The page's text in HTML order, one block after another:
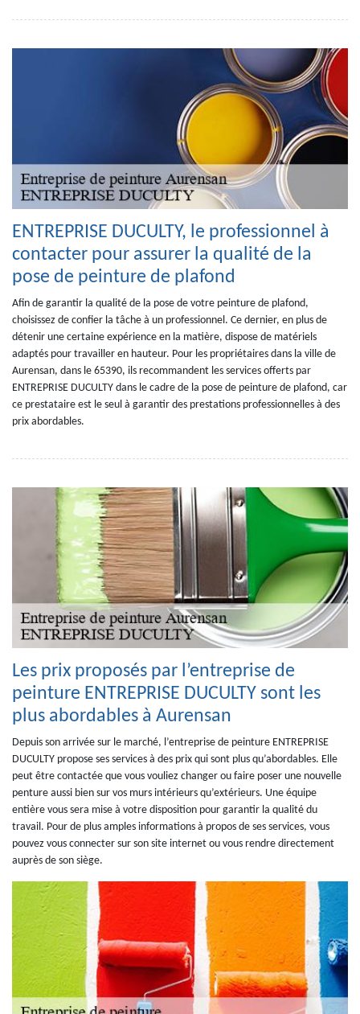
ENTREPRISE DUCULTY, le professionnel à
contacter pour assurer la qualité de la
pose de peinture de plafond
Afin de garantir la qualité de la pose de votre peinture de plafond,
choisissez de confier la tâche à un professionnel. Ce dernier, en plus de
détenir une certaine expérience en la matière, dispose de matériels
adaptés pour travailler en hauteur. Pour les propriétaires dans la ville de
Aurensan, dans le 65390, ils recommandent les services offerts par
ENTREPRISE DUCULTY dans le cadre de la pose de peinture de plafond, car
ce prestataire est le seul à garantir des prestations professionnelles à des
prix abordables.
Les prix proposés par l’entreprise de
peinture ENTREPRISE DUCULTY sont les
plus abordables à Aurensan
Depuis son arrivée sur le marché, l’entreprise de peinture ENTREPRISE
DUCULTY propose ses services à des prix qui sont plus qu’abordables. Elle
peut être contactée que vous vouliez changer ou faire poser une nouvelle
penture aussi bien sur vos murs intérieurs qu’extérieurs. Une équipe
entière vous sera mise à votre disposition pour garantir la qualité du
travail. Pour de plus amples informations à propos de ses services, vous
pouvez vous connecter sur son site internet ou vous rendre directement
auprès de son siège.